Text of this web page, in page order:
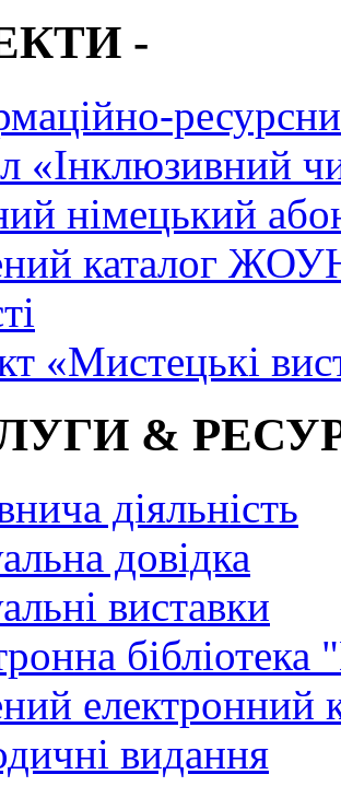
-
«Інклюзивний
німецький
каталог
«Мистецькі
&
діяльність
довідка
виставки
електронний
видання